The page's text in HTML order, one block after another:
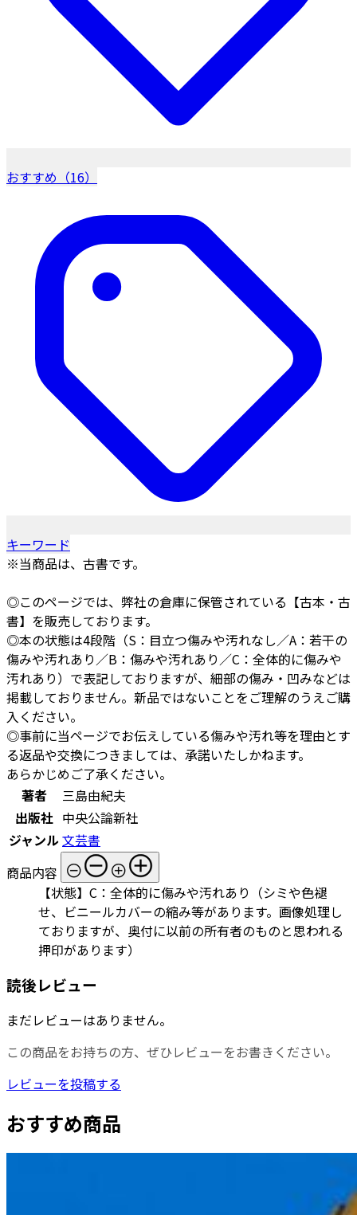
おすすめ（16）
キーワード
※当商品は、古書です。
◎このページでは、弊社の倉庫に保管されている【古本・古
書】を販売しております。
◎本の状態は4段階（S：目立つ傷みや汚れなし／A：若干の
傷みや汚れあり／B：傷みや汚れあり／C：全体的に傷みや
汚れあり）で表記しておりますが、細部の傷み・凹みなどは
掲載しておりません。新品ではないことをご理解のうえご購
入ください。
◎事前に当ページでお伝えしている傷みや汚れ等を理由とす
る返品や交換につきましては、承諾いたしかねます。
あらかじめご了承ください。
著者
三島由紀夫
出版社 中央公論新社
ジャンル文芸書
商品内容
【状態】C：全体的に傷みや汚れあり（シミや色褪
せ、ビニールカバーの縮み等があります。画像処理し
ておりますが、奥付に以前の所有者のものと思われる
押印があります）
読後レビュー
まだレビューはありません。
この商品をお持ちの方、ぜひレビューをお書きください。
レビューを投稿する
おすすめ商品